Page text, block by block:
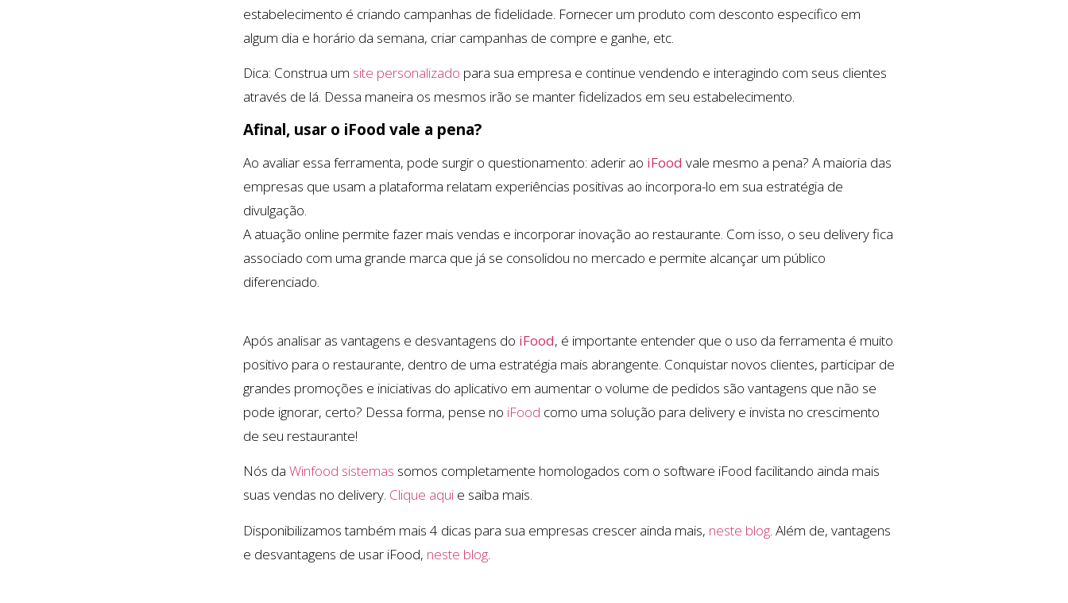
estabelecimento é criando campanhas de fidelidade. Fornecer um produto com desconto especifico em
algum dia e horário da semana, criar campanhas de compre e ganhe, etc.
Dica: Construa um site personalizado para sua empresa e continue vendendo e interagindo com seus clientes
através de lá. Dessa maneira os mesmos irão se manter fidelizados em seu estabelecimento.
Afinal, usar o iFood vale a pena?
Ao avaliar essa ferramenta, pode surgir o questionamento: aderir ao iFood vale mesmo a pena? A maioria das
empresas que usam a plataforma relatam experiências positivas ao incorpora-lo em sua estratégia de
divulgação.
A atuação online permite fazer mais vendas e incorporar inovação ao restaurante. Com isso, o seu delivery fica
associado com uma grande marca que já se consolidou no mercado e permite alcançar um público
diferenciado.
Após analisar as vantagens e desvantagens do iFood, é importante entender que o uso da ferramenta é muito
positivo para o restaurante, dentro de uma estratégia mais abrangente. Conquistar novos clientes, participar de
grandes promoções e iniciativas do aplicativo em aumentar o volume de pedidos são vantagens que não se
pode ignorar, certo? Dessa forma, pense no iFood como uma solução para delivery e invista no crescimento
de seu restaurante!
Nós da Winfood sistemas somos completamente homologados com o software iFood facilitando ainda mais
suas vendas no delivery. Clique aqui e saiba mais.
Disponibilizamos também mais 4 dicas para sua empresas crescer ainda mais, neste blog. Além de, vantagens
e desvantagens de usar iFood, neste blog.